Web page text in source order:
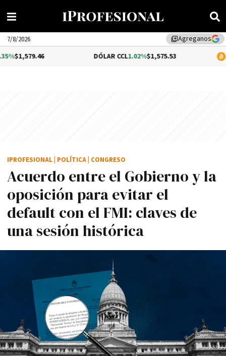
library_addAgreganos
7/8/2026
1.02%$1,575.53
Acuerdo entre el Gobierno y la
oposición para evitar el
default con el FMI: claves de
una sesión histórica
IPROFESIONAL POLÍTICA CONGRESO